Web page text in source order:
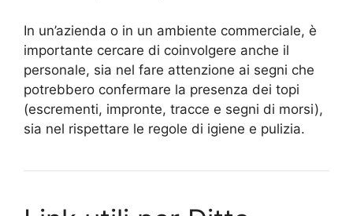
In un’azienda o in un ambiente commerciale, è
importante cercare di coinvolgere anche il
personale, sia nel fare attenzione ai segni che
potrebbero confermare la presenza dei topi
(escrementi, impronte, tracce e segni di morsi),
sia nel rispettare le regole di igiene e pulizia.